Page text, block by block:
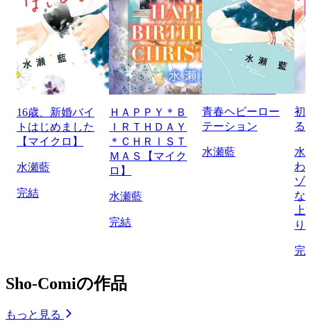
16歳、新婚バイ
トはじめました
【マイクロ】
水瀬藍
完結
ＨＡＰＰＹ＊Ｂ
ＩＲＴＨＤＡＹ
＊ＣＨＲＩＳＴ
ＭＡＳ【マイク
ロ】
水瀬藍
完結
青春ヘビーロー
テーション
水瀬藍
初
る
水
わ
ゾ
な
り
完
Sho-Comiの作品
もっと見る